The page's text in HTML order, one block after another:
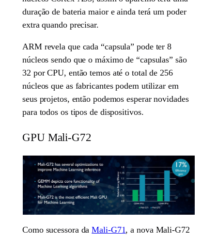
duração de bateria maior e ainda terá um poder
extra quando precisar.
ARM revela que cada “capsula” pode ter 8
núcleos sendo que o máximo de “capsulas” são
32 por CPU, então temos até o total de 256
núcleos que as fabricantes podem utilizar em
seus projetos, então podemos esperar novidades
para todos os tipos de dispositivos.
GPU Mali-G72
Como sucessora daMali-G71, a nova Mali-G72